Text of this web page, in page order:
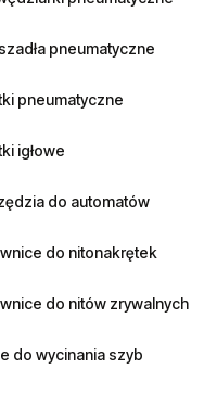
pneumatyczne
pneumatyczne
igłowe
do automatów
do nitonakrętek
do nitów zrywalnych
do wycinania szyb